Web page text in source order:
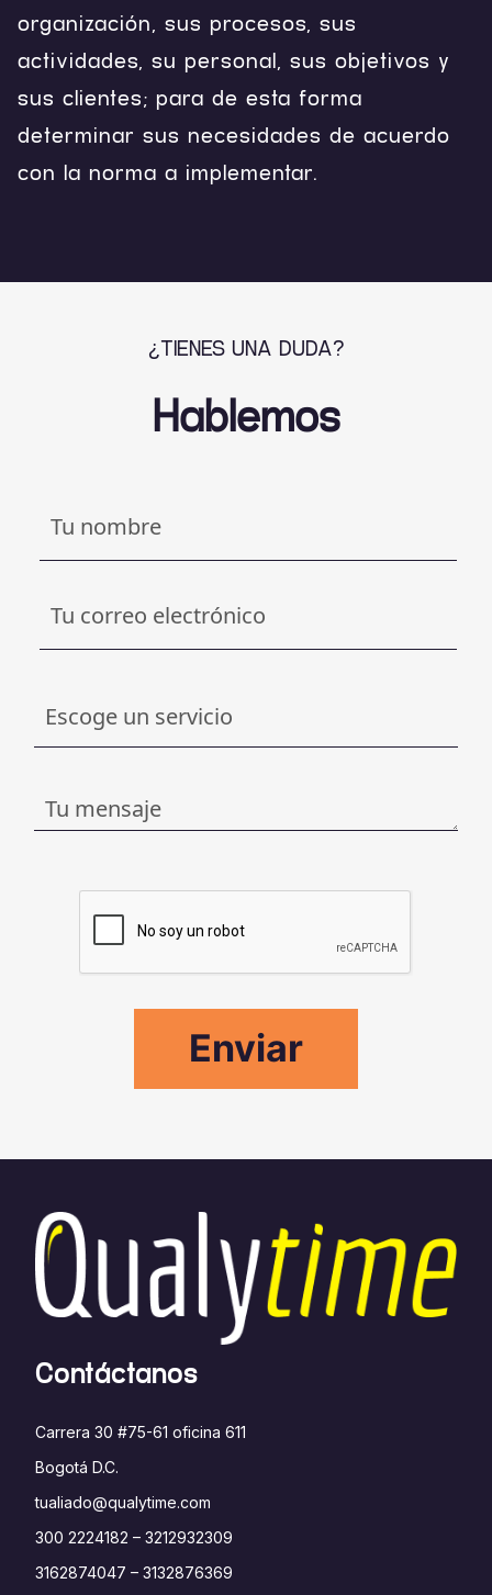
organización, sus procesos, sus
actividades, su personal, sus objetivos y
sus clientes; para de esta forma
determinar sus necesidades de acuerdo
con la norma a implementar.
¿TIENES UNA DUDA?
Hablemos
Contáctanos
Carrera 30 #75-61 oficina 611
Bogotá D.C.
tualiado@qualytime.com
300 2224182 – 3212932309
3162874047 – 3132876369